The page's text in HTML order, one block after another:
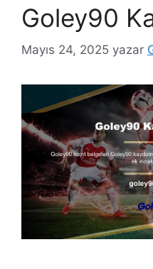
Goley90
Mayıs 24, 2025 yazar